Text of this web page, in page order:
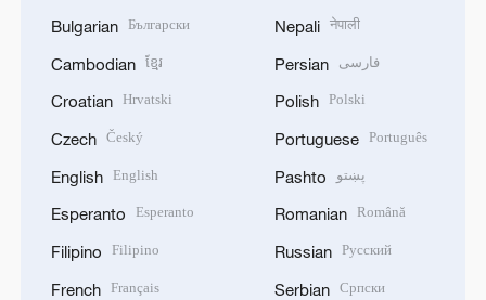
Bulgarian Български
Cambodian ខ្មែរ
Croatian Hrvatski
Czech Český
English English
Esperanto Esperanto
Filipino Filipino
French Français
Nepali नेपाली
Persian فارسی
Polish Polski
Portuguese Português
Pashto پښتو
Romanian Română
Russian Русский
Serbian Српски